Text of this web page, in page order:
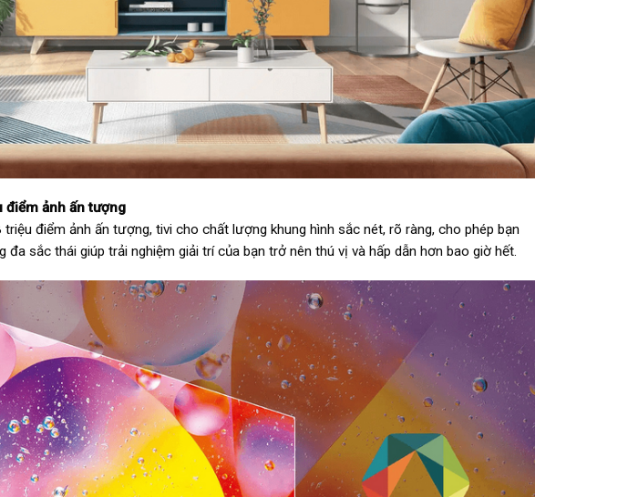
điểm ảnh ấn tượng
điểm ảnh ấn tượng, tivi cho chất lượng khung hình sắc nét, rõ ràng, cho phép bạn
đa sắc thái giúp trải nghiệm giải trí của bạn trở nên thú vị và hấp dẫn hơn bao giờ hết.